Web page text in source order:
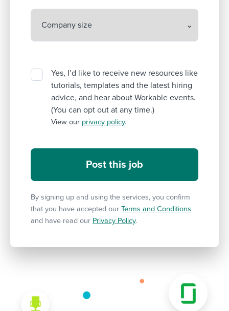
Yes, I’d like to receive new resources like
tutorials, templates and the latest hiring
advice, and hear about Workable events.
(You can opt out at any time.)
View our privacy policy.
By signing up and using the services, you confirm
that you have accepted our Terms and Conditions
and have read our Privacy Policy.